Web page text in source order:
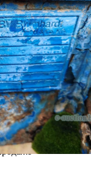
при
контроле,
возможно
дефектов.
унитарное
14"
исполнителя.
электронных